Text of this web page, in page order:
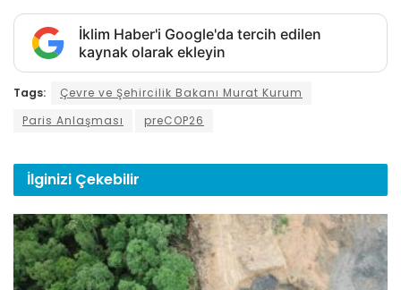
İklim Haber'i Google'da tercih edilen
kaynak olarak ekleyin
Tags:
Çevre ve Şehircilik Bakanı Murat Kurum
Paris Anlaşması
preCOP26
İlginizi Çekebilir